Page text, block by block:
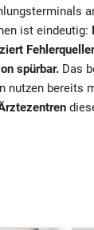
ist eindeutig:
spürbar. Das
nutzen bereits